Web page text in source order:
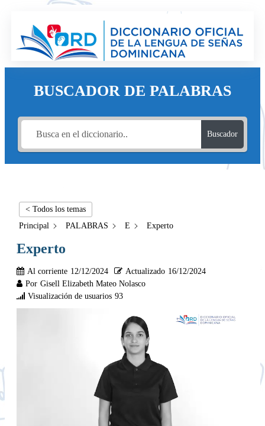
BUSCADOR DE PALABRAS
Buscador
< Todos los temas
Principal
PALABRAS E Experto
Experto
Al corriente 12/12/2024 Actualizado 16/12/2024
Por Gisell Elizabeth Mateo Nolasco
Visualización de usuarios 93